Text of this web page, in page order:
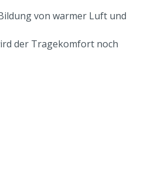
von warmer Luft und
der Tragekomfort noch